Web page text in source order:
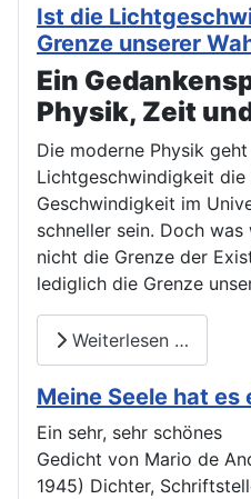
Ist die
Grenze unserer
Ein
Physik, Zeit
Die moderne Physik
Lichtgeschwindigkeit
Geschwindigkeit im
schneller sein. Doch
nicht die Grenze der
lediglich die Grenze
Weiterlesen …
Meine Seele hat es
Ein sehr, sehr schönes
Gedicht von Mario de
1945) Dichter,